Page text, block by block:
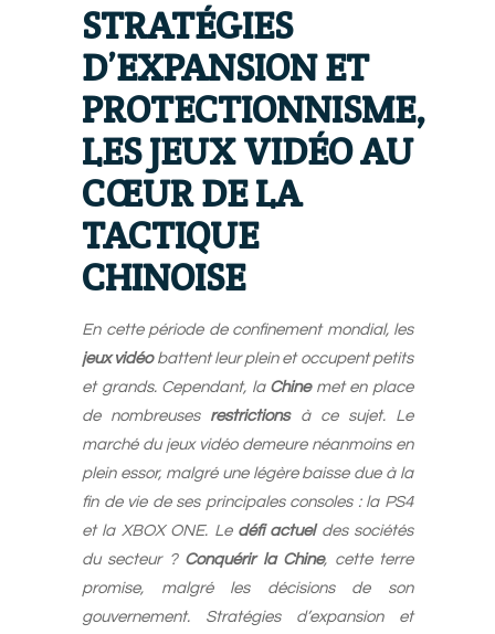
STRATÉGIES
D’EXPANSION ET
PROTECTIONNISME,
LES JEUX VIDÉO AU
CŒUR DE LA
TACTIQUE
CHINOISE
En cette période de confinement mondial, les
jeux vidéobattent leur plein et occupent petits
et grands. Cependant, la Chinemet en place
de nombreuses restrictionsà ce sujet. Le
marché du jeux vidéo demeure néanmoins en
plein essor, malgré une légère baisse due à la
fin de vie de ses principales consoles : la PS4
et la XBOX ONE. Le défi actueldes sociétés
du secteur ? Conquérir la Chine, cette terre
promise, malgré les décisions de son
gouvernement. Stratégies d’expansion et